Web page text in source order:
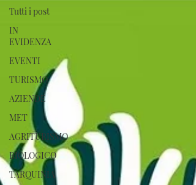
Tutti i post
IN
EVIDENZA
EVENTI
TURISMO
AZIENDE
MET
AGRITURISMO
BIOLOGICO
TARQUINIA